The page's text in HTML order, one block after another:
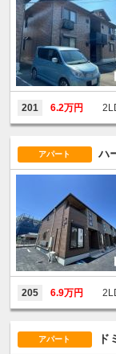
201 6.2万円
アパート ハ
205 6.9万円
アパート ド